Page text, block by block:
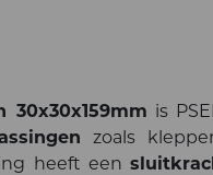
is
zoals
heeft een